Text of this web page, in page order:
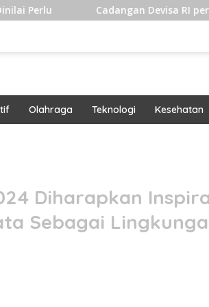
Cadangan Devisa RI per Juli 2026
Olahraga Teknologi Kesehatan
Diharapkan
Sebagai